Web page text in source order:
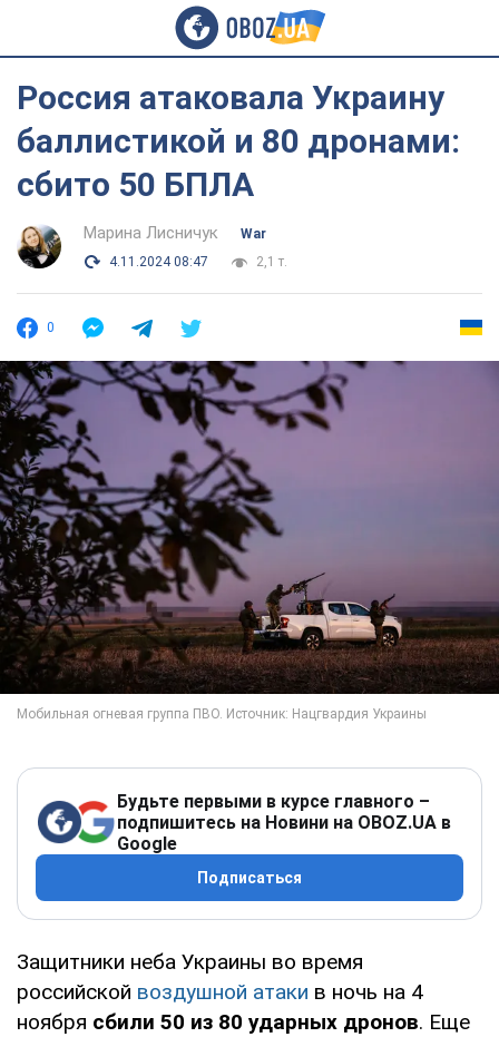
Россия атаковала Украину
баллистикой и 80 дронами:
сбито 50 БПЛА
Марина Лисничук
War
4.11.2024 08:47
2,1 т.
0
Будьте первыми в курсе главного –
подпишитесь на Новини на OBOZ.UA в
Google
Подписаться
Защитники неба Украины во время
российской воздушной атаки в ночь на 4
ноября сбили 50 из 80 ударных дронов. Еще